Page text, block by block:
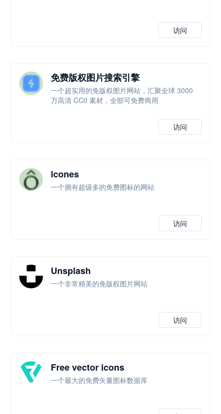
访问
免费版权图片搜索引擎
一个超实用的免版权图片网站，汇聚全球 3000
万高清 CC0 素材，全部可免费商用
访问
lcones
一个拥有超级多的免费图标的网站
访问
Unsplash
一个非常精美的免版权图片网站
访问
Free vector icons
一个最大的免费矢量图标数据库